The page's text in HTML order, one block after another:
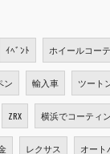
ｲﾍﾞﾝﾄ ホイールコー
ン 輸入車 ツート
ZRX 横浜でコーティ
レクサス オート